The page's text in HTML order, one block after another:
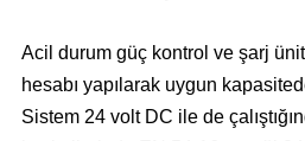
Acil durum güç kontrol ve şarj
hesabı yapılarak uygun
Sistem 24 volt DC ile de